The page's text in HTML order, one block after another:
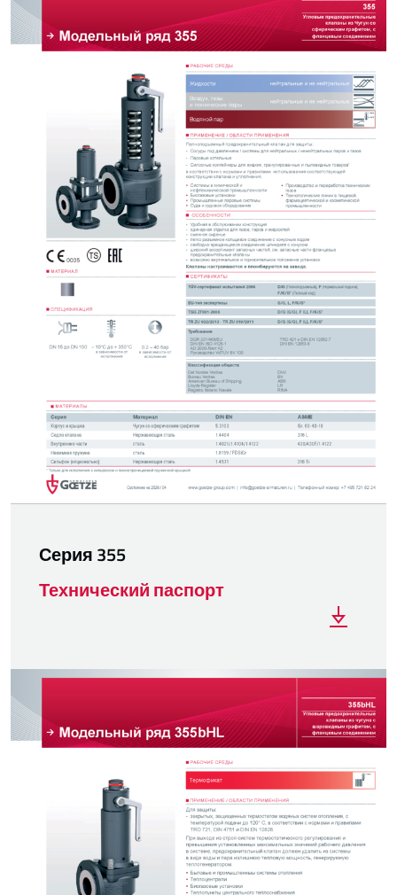
Серия 355
Технический паспорт